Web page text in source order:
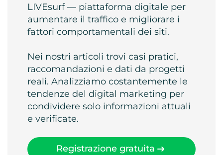
LIVEsurf — piattaforma digitale per
aumentare il traffico e migliorare i
fattori comportamentali dei siti.
Nei nostri articoli trovi casi pratici,
raccomandazioni e dati da progetti
reali. Analizziamo costantemente le
tendenze del digital marketing per
condividere solo informazioni attuali
e verificate.
Registrazione gratuita